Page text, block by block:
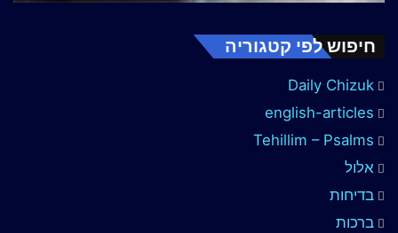
חיפוש לפי קטגוריה
Daily Chizuk
english-articles
Tehillim – Psalms
אלול
בדיחות
ברכות